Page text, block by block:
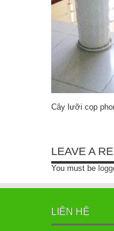
Cây lưỡi cọp
LEAVE A
You must be
LIÊN HỆ